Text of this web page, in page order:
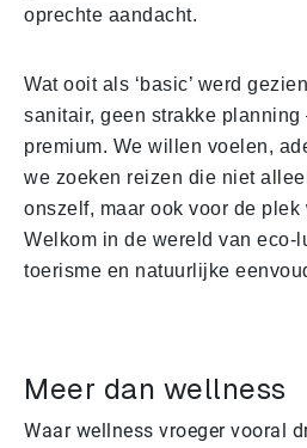
oprechte aandacht.
Wat ooit als ‘basic’ werd
sanitair, geen strakke
premium. We willen voelen,
we zoeken reizen die niet
onszelf, maar ook voor de
Welkom in de wereld van eco-
toerisme en natuurlijke
Meer dan wellness
Waar wellness vroeger vooral